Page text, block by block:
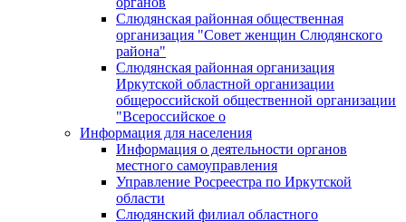
Слюдянская районная общественная
организация "Совет женщин Слюдянского
района"
Слюдянская районная организация
Иркутской областной организации
общероссийской общественной организации
"Всероссийское о
Информация для населения
Информация о деятельности органов
местного самоуправления
Управление Росреестра по Иркутской
области
Слюдянский филиал областного